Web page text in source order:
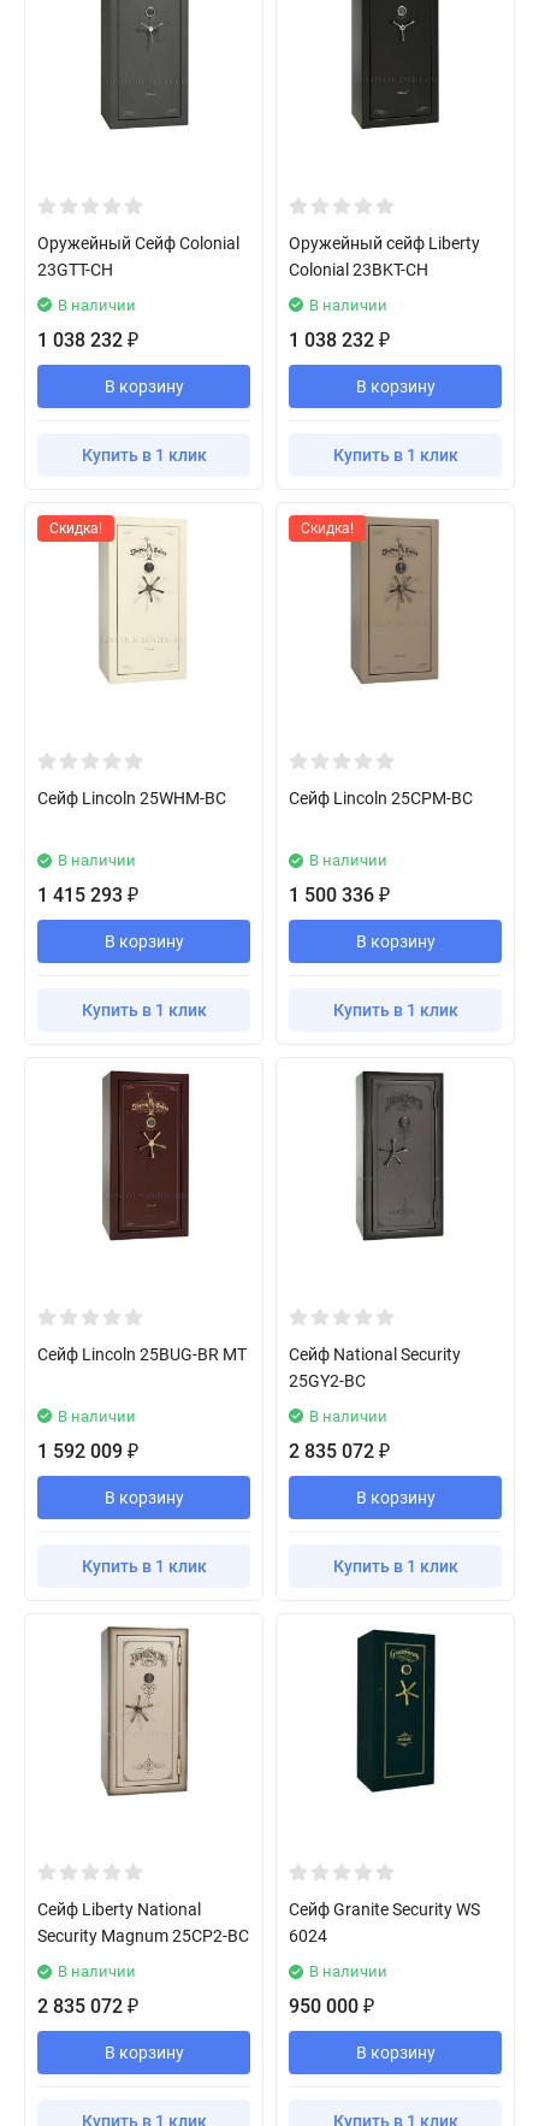
Оружейный Сейф Colonial
23GTT-CH
В наличии
1 038 232 ₽
В корзину
Купить в 1 клик
Оружейный сейф Liberty
Colonial 23BKT-CH
В наличии
1 038 232 ₽
В корзину
Купить в 1 клик
Скидка!
Сейф Lincoln 25WHM-BC
В наличии
1 415 293 ₽
В корзину
Купить в 1 клик
Скидка!
Сейф Lincoln 25CPM-BC
В наличии
1 500 336 ₽
В корзину
Купить в 1 клик
Сейф Lincoln 25BUG-BR MT
В наличии
1 592 009 ₽
В корзину
Купить в 1 клик
Сейф National Security
25GY2-BC
В наличии
2 835 072 ₽
В корзину
Купить в 1 клик
Сейф Liberty National
Security Magnum 25CP2-BC
В наличии
2 835 072 ₽
В корзину
Купить в 1 клик
Сейф Granite Security WS
6024
В наличии
950 000 ₽
В корзину
Купить в 1 клик